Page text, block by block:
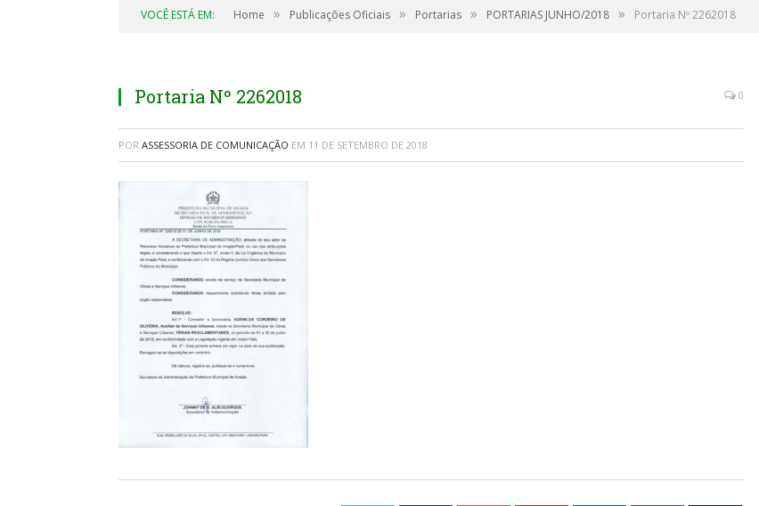
VOCÊ ESTÁ EM: Home » Publicações Oficiais » Portarias » PORTARIAS JUNHO/2018 » Portaria Nº 2262018
Portaria Nº 2262018 0
POR ASSESSORIA DE COMUNICAÇÃO EM 11 DE SETEMBRO DE 2018